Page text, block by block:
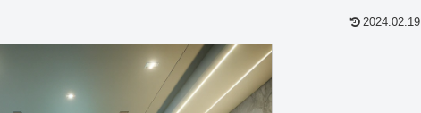
2024.02.19